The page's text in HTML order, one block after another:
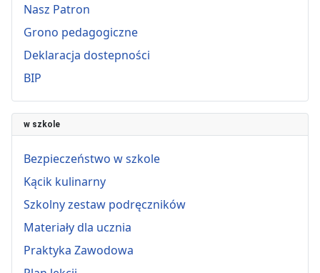
Nasz Patron
Grono pedagogiczne
Deklaracja dostepności
BIP
w szkole
Bezpieczeństwo w szkole
Kącik kulinarny
Szkolny zestaw podręczników
Materiały dla ucznia
Praktyka Zawodowa